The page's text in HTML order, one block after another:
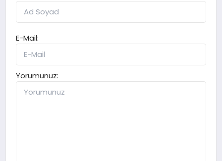
E-Mail:
Yorumunuz: